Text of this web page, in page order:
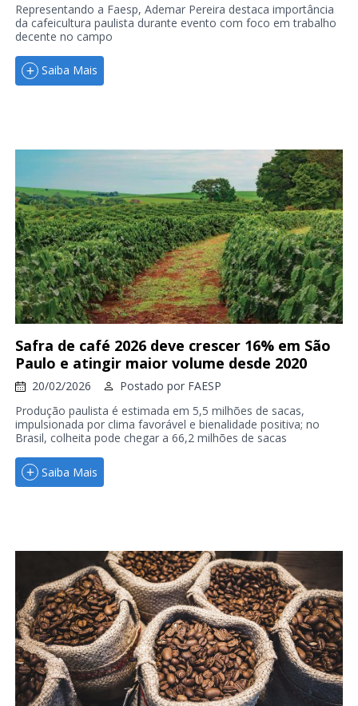
Representando a Faesp, Ademar Pereira destaca importância
da cafeicultura paulista durante evento com foco em trabalho
decente no campo
Saiba Mais
Safra de café 2026 deve crescer 16% em São
Paulo e atingir maior volume desde 2020
20/02/2026 Postado por FAESP
Produção paulista é estimada em 5,5 milhões de sacas,
impulsionada por clima favorável e bienalidade positiva; no
Brasil, colheita pode chegar a 66,2 milhões de sacas
Saiba Mais